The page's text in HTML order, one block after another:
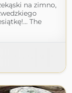
na zimno,
The